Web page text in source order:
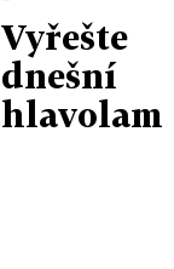
Vyřešte
dnešní
hlavolam